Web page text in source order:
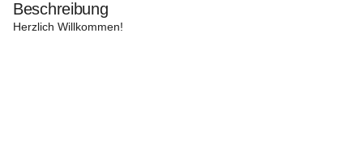
Beschreibung
Herzlich Willkommen!